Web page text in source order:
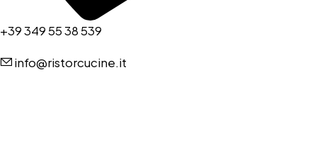
+39 349 55 38 539
info@ristorcucine.it